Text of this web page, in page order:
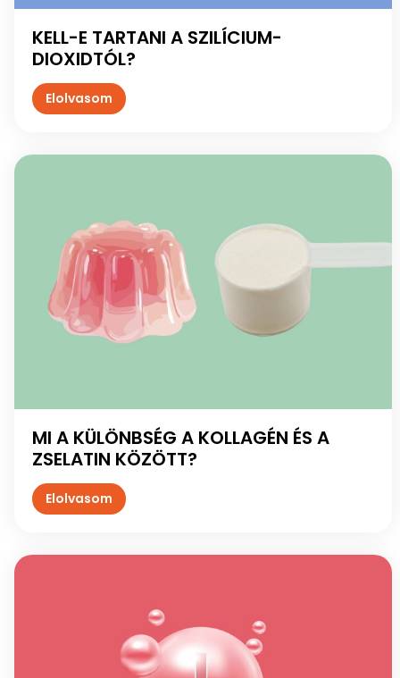
KELL-E TARTANI A SZILÍCIUM-
DIOXIDTÓL?
MI A KÜLÖNBSÉG A KOLLAGÉN ÉS A
ZSELATIN KÖZÖTT?